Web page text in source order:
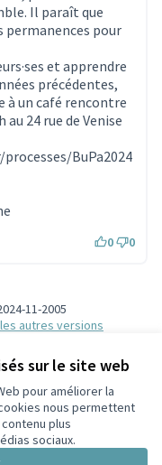
sur le site web
pour améliorer la
nous permettent
plus
sociaux.
Il paraît que
permanences pour
et apprendre
précédentes,
à un café rencontre
au 24 rue de Venise
BuPa2024
onglet)
0 0
11-2005
les autres versions